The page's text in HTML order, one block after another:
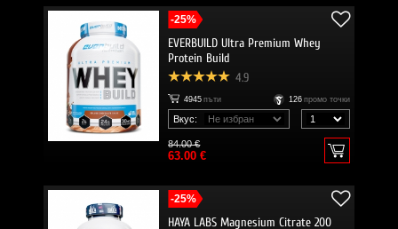
-25%
EVERBUILD Ultra Premium Whey
Protein Build
4.9
4945 пъти 126 промо точки
Вкус:
84.00 €
63.00 €
-25%
HAYA LABS Magnesium Citrate 200